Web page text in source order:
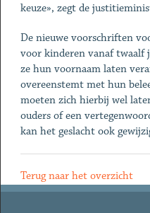
keuze», zegt de
De nieuwe voorschriften
voor kinderen vanaf twaalf
ze hun voornaam laten
overeenstemt met hun
moeten zich hierbij wel
ouders of een
kan het geslacht ook
Terug naar het overzicht